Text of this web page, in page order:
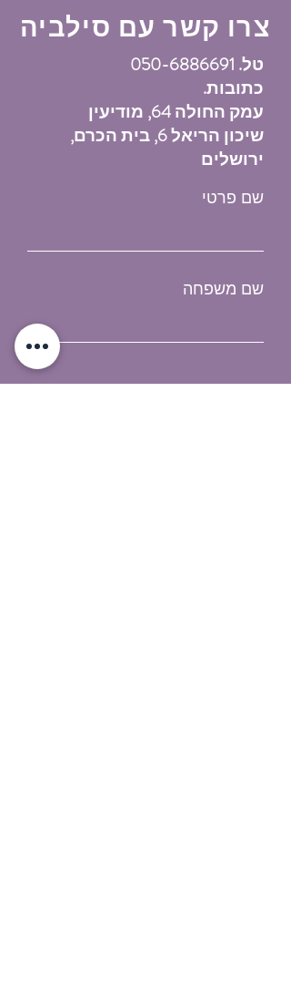
צרו קשר עם סילביה
טל. 050-6886691
כתובות.
עמק החולה 64, מודיעין
שיכון הריאל 6, בית הכרם,
ירושלים
שם פרטי
שם משפחה